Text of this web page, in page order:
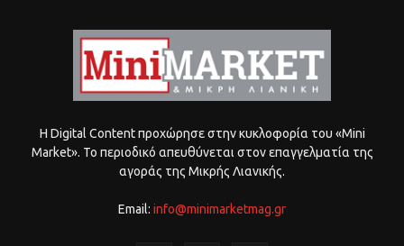
Η Digital Content προχώρησε στην κυκλοφορία του «Mini
Market». Το περιοδικό απευθύνεται στον επαγγελματία της
αγοράς της Μικρής Λιανικής.
Email: info@minimarketmag.gr